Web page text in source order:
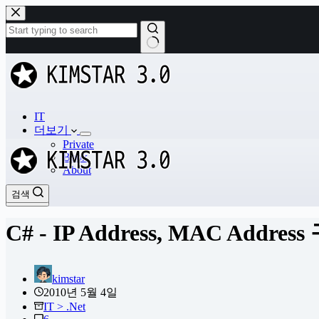
본
문
으
로
건
너
과
없
IT
더보기
Private
Book
About
검색
검색
C# - IP Address, MAC Address
kimstar
2010년 5월 4일
IT > .Net